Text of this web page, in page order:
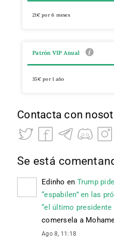
21€ por 6 meses
Patrón VIP Anual
35€ por 1 año
Contacta con
Se está
Edinho en Trump
“espabilen” en las
“el último presidente
comersela a
Ago 8, 11:18